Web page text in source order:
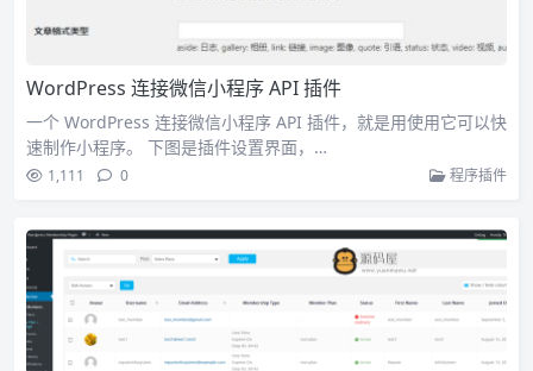
WordPress 连接微信小程序 API 插件
一个 WordPress 连接微信小程序 API 插件，就是用使用它可以快
速制作小程序。 下图是插件设置界面，…
1,111 0 程序插件